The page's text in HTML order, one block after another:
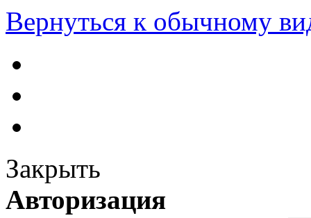
Вернуться к обычному
Закрыть
Авторизация